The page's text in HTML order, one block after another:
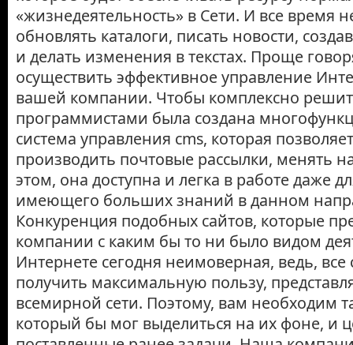
«жизнедеятельность» в Сети. И все время
обновлять каталоги, писать новости,
и делать изменения в текстах. Проще
осуществить эффективное управление
вашей компании. Чтобы комплексно
программистами была создана
система управления cms, которая
производить почтовые рассылки, менять
этом, она доступна и легка в работе даже
имеющего больших знаний в данном
Конкуренция подобных сайтов, которые
компании с каким бы то ни было видом
Интернете сегодня неимоверная, ведь, все
получить максимальную пользу,
всемирной сети. Поэтому, вам необходим
который бы мог выделиться на их фоне, и